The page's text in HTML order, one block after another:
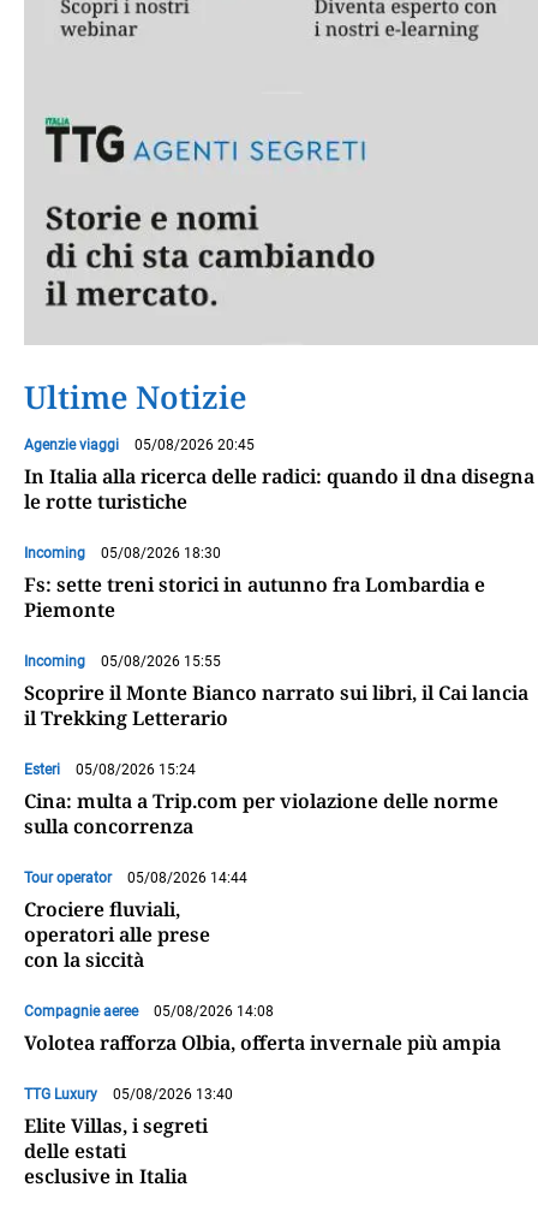
Ultime Notizie
Agenzie viaggi 05/08/2026 20:45
In Italia alla ricerca delle radici: quando il dna disegna
le rotte turistiche
Incoming 05/08/2026 18:30
Fs: sette treni storici in autunno fra Lombardia e
Piemonte
Incoming 05/08/2026 15:55
Scoprire il Monte Bianco narrato sui libri, il Cai lancia
il Trekking Letterario
Esteri 05/08/2026 15:24
Cina: multa a Trip.com per violazione delle norme
sulla concorrenza
Tour operator 05/08/2026 14:44
Crociere fluviali,
operatori alle prese
con la siccità
Compagnie aeree 05/08/2026 14:08
Volotea rafforza Olbia, offerta invernale più ampia
TTG Luxury 05/08/2026 13:40
Elite Villas, i segreti
delle estati
esclusive in Italia